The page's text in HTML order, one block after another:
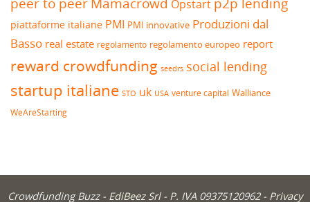
peer to peerMamacrowd Opstart p2p lending
piattaforme italiane PMI PMI innovative Produzioni dal
Basso real estate regolamento regolamento europeo report
reward crowdfunding seedrs social lending
startup italiane STO uk USA venture capital Walliance
WeAreStarting
Crowdfunding Buzz - EdiBeez Srl - P. IVA 09375120962 - Privacy